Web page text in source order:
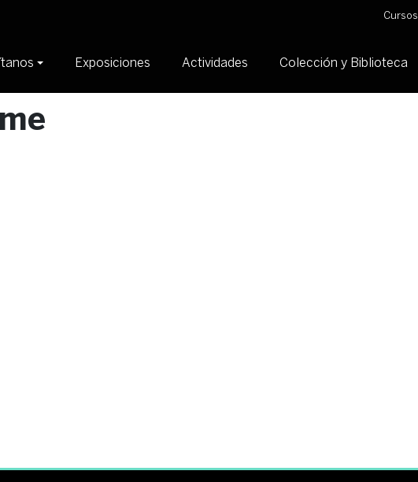
Cursos
Exposiciones Actividades Colección y Biblioteca